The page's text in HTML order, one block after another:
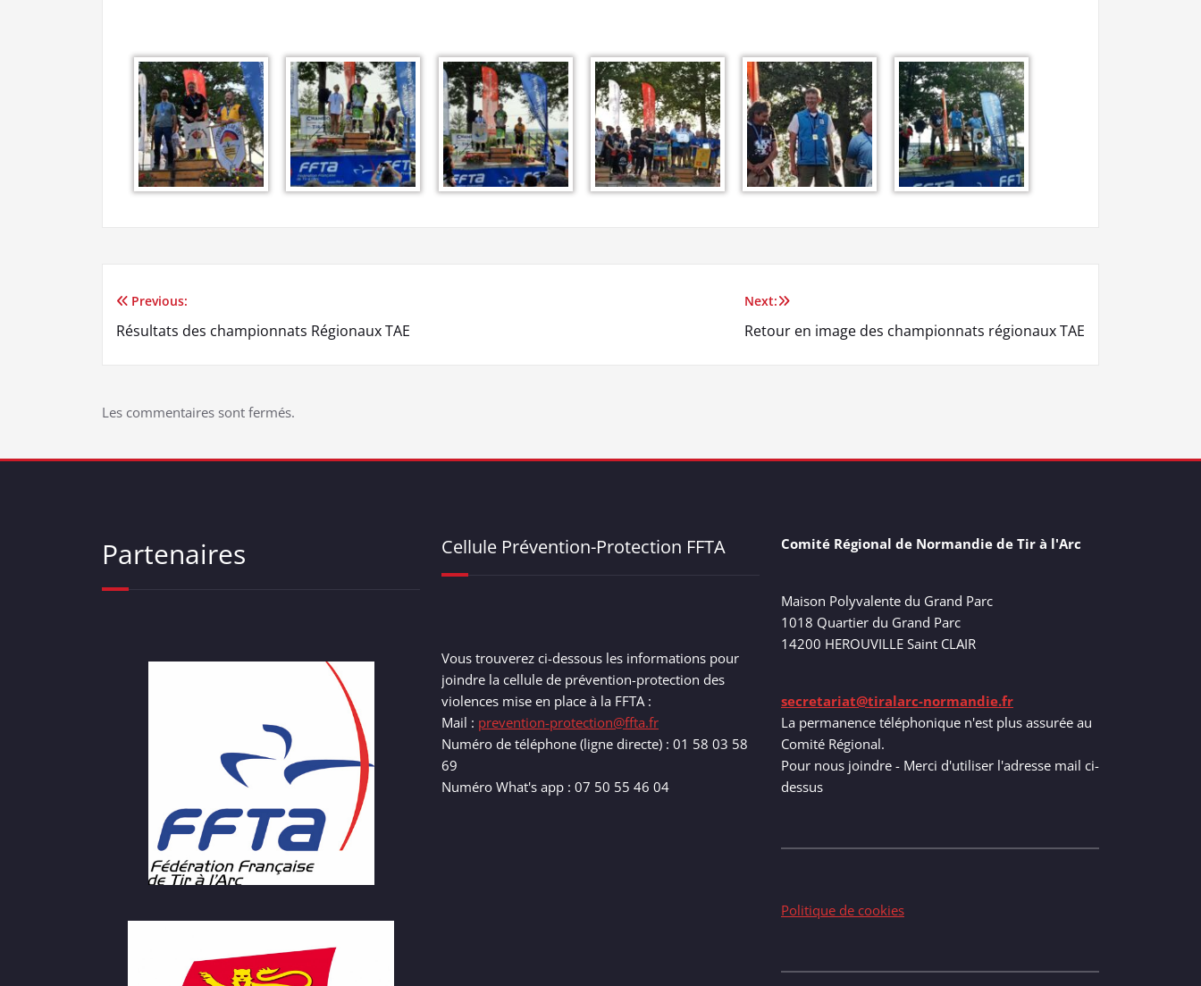
Previous:
Résultats des championnats Régionaux TAE
Next:
Retour en image des championnats régionaux TAE
Les commentaires sont fermés.
Partenaires Cellule Prévention-Protection FFTA
Vous trouverez ci-dessous les informations pour
joindre la cellule de prévention-protection des
violences mise en place à la FFTA :
Mail : prevention-protection@ffta.fr
Numéro de téléphone (ligne directe) : 01 58 03 58
69
Numéro What's app : 07 50 55 46 04
Comité Régional de Normandie de Tir à l'Arc
Maison Polyvalente du Grand Parc
1018 Quartier du Grand Parc
14200 HEROUVILLE Saint CLAIR
secretariat@tiralarc-normandie.fr
La permanence téléphonique n'est plus assurée au
Comité Régional.
Pour nous joindre - Merci d'utiliser l'adresse mail ci-
dessus
Politique de cookies